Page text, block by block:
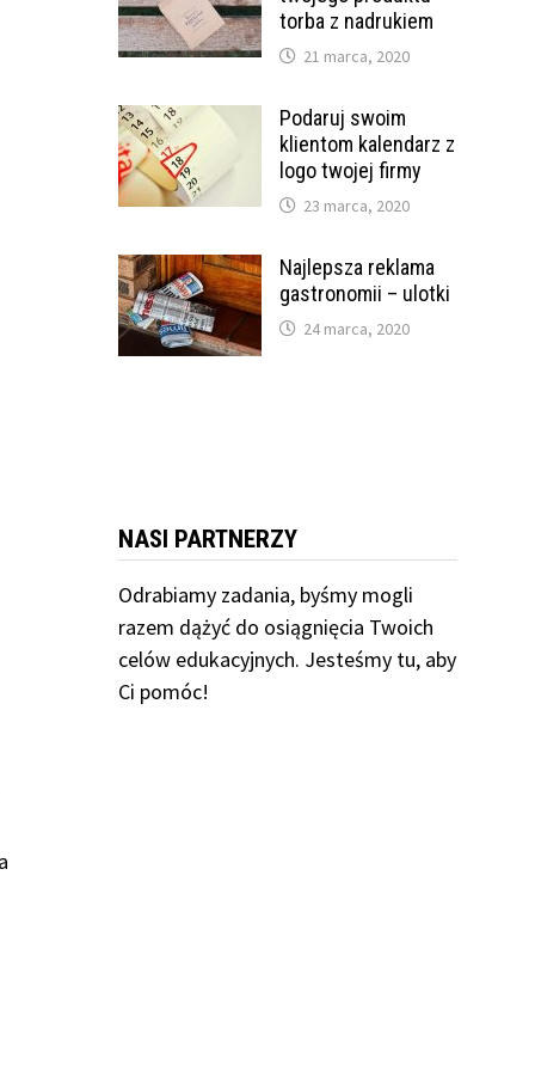
torba z nadrukiem
21 marca, 2020
Podaruj swoim
klientom kalendarz z
logo twojej firmy
23 marca, 2020
Najlepsza reklama
gastronomii – ulotki
24 marca, 2020
NASI PARTNERZY
Odrabiamyzadania, byśmy mogli
razem dążyć do osiągnięcia Twoich
celów edukacyjnych. Jesteśmy tu, aby
Ci pomóc!